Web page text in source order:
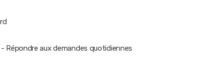
Répondre aux demandes quotidiennes